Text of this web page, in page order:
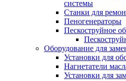
системы
Станки для
Пеногенераторы
Пескоструйное
Оборудование для
Установки для
Нагнетатели
Установки для